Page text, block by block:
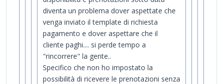
diventa un problema dover aspettate che
venga inviato il template di richiesta
pagamento e dover aspettare che il
cliente paghi.... si perde tempo a
"rincorrere" la gente..
Specifico che non ho impostato la
possibilità di ricevere le prenotazioni senza